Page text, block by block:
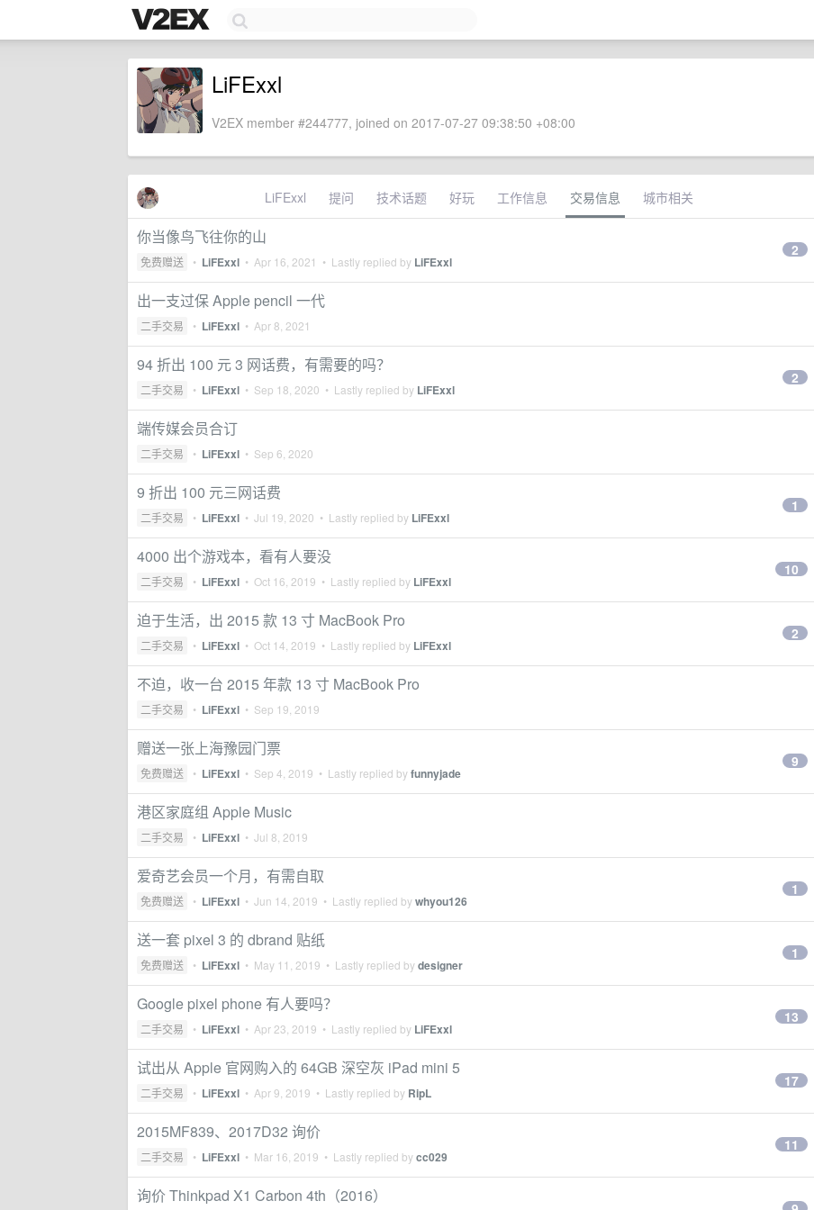
LiFExxl
V2EX member #244777, joined on 2017-07-27 09:38:50 +08:00
LiFExxl 提问 技术话题 好玩 工作信息 交易信息 城市相关
你当像鸟飞往你的山
免费赠送 • LiFExxl • Apr 16, 2021 • Lastly replied by LiFExxl
2
出一支过保 Apple pencil 一代
二手交易 • LiFExxl • Apr 8, 2021
94 折出 100 元 3 网话费，有需要的吗？
二手交易 • LiFExxl • Sep 18, 2020 • Lastly replied by LiFExxl
2
端传媒会员合订
二手交易 • LiFExxl • Sep 6, 2020
9 折出 100 元三网话费
二手交易 • LiFExxl • Jul 19, 2020 • Lastly replied by LiFExxl
1
4000 出个游戏本，看有人要没
二手交易 • LiFExxl • Oct 16, 2019 • Lastly replied by LiFExxl
10
迫于生活，出 2015 款 13 寸 MacBook Pro
二手交易 • LiFExxl • Oct 14, 2019 • Lastly replied by LiFExxl
2
不迫，收一台 2015 年款 13 寸 MacBook Pro
二手交易 • LiFExxl • Sep 19, 2019
赠送一张上海豫园门票
免费赠送 • LiFExxl • Sep 4, 2019 • Lastly replied byfunnyjade
9
港区家庭组 Apple Music
二手交易 • LiFExxl • Jul 8, 2019
爱奇艺会员一个月，有需自取
免费赠送 • LiFExxl • Jun 14, 2019 • Lastly replied bywhyou126
1
送一套 pixel 3 的 dbrand 贴纸
免费赠送 • LiFExxl • May 11, 2019 • Lastly replied bydesigner
1
Google pixel phone 有人要吗？
二手交易 • LiFExxl • Apr 23, 2019 • Lastly replied by LiFExxl
13
试出从 Apple 官网购入的 64GB 深空灰 iPad mini 5
二手交易 • LiFExxl • Apr 9, 2019 • Lastly replied by RipL
17
2015MF839、2017D32 询价
二手交易 • LiFExxl • Mar 16, 2019 • Lastly replied bycc029
11
询价 Thinkpad X1 Carbon 4th（2016）